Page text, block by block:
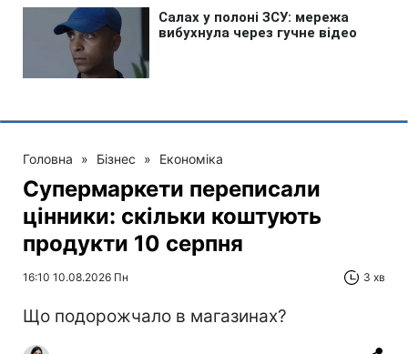
Головна » Бізнес » Економіка
Супермаркети переписали
цінники: скільки коштують
продукти 10 серпня
16:10 10.08.2026 Пн 3 хв
Що подорожчало в магазинах?